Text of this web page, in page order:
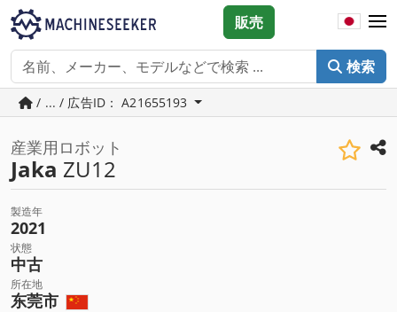
検索
販売
/ ... / 広告ID： A21655193
産業用ロボット
Jaka ZU12
製造年
2021
状態
中古
所在地
东莞市